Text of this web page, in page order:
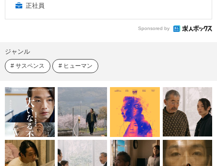
正社員
Sponsored by
ジャンル
サスペンス ヒューマン